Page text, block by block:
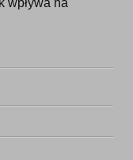
wpływa na